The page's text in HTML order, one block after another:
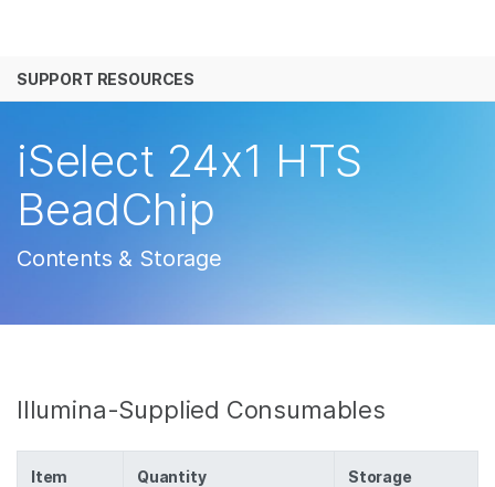
解决方案
公司
SUPPORT RESOURCES
iSelect 24x1 HTS
BeadChip
Contents & Storage
Illumina-Supplied Consumables
Item Quantity Storage
查看更多相关内容。选择您感兴趣的领域:
微生物学
复杂疾病
生殖健康